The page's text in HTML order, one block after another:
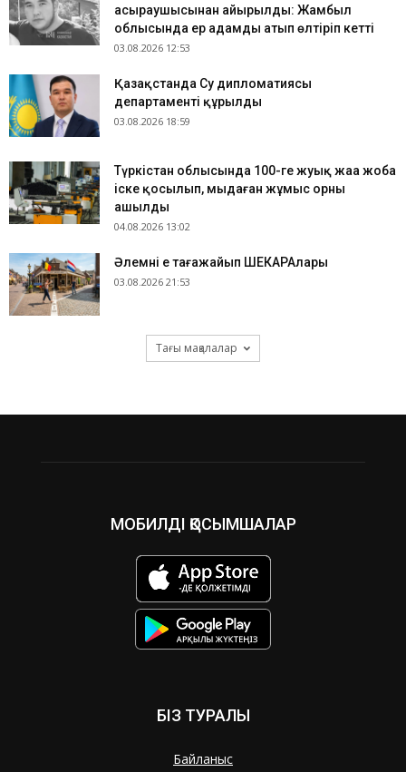
асыраушысынан айырылды: Жамбыл
облысында ер адамды атып өлтіріп кетті
03.08.2026 12:53
Қазақстанда Су дипломатиясы
департаменті құрылды
03.08.2026 18:59
Түркістан облысында 100-ге жуық жаңа жоба
іске қосылып, мыңдаған жұмыс орны
ашылды
04.08.2026 13:02
​Әлемнің ең таңғажайып ШЕКАРАлары
03.08.2026 21:53
Тағы мақалалар
МОБИЛДІ ҚОСЫМШАЛАР
БІЗ ТУРАЛЫ
Байланыс